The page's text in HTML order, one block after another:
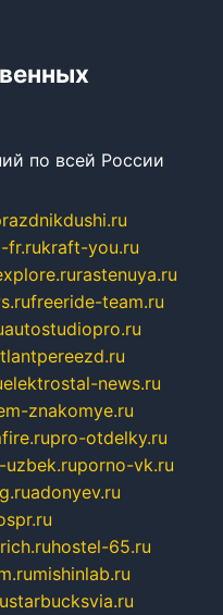
по всей России
fr.rukraft-you.ru
rastenuya.ru
freeride-team.ru
autostudiopro.ru
elektrostal-news.ru
znakomye.ru
pro-otdelky.ru
uzbek.ruporno-vk.ru
adonyev.ru
hostel-65.ru
mishinlab.ru
starbucksvia.ru